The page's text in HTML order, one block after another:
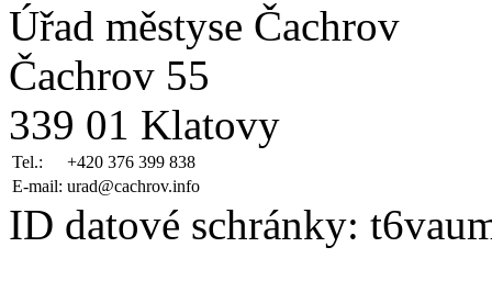
Úřad městyse Čachrov
Čachrov 55
339 01 Klatovy
Tel.:
+420 376 399 838
E-mail: urad@cachrov.info
ID datové schránky: